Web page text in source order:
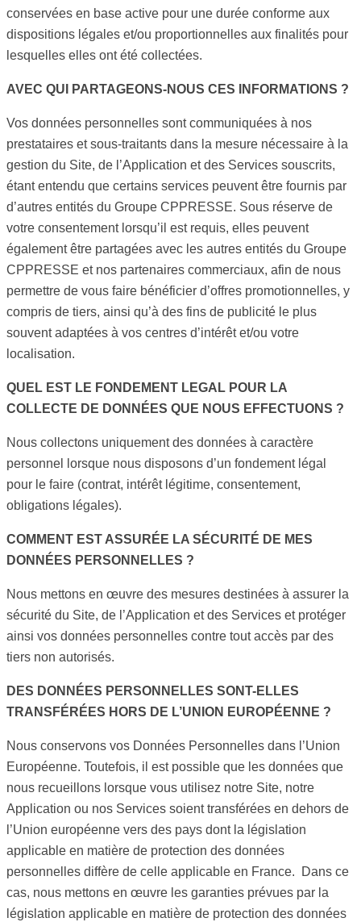
conservées en base active pour une durée conforme aux
dispositions légales et/ou proportionnelles aux finalités pour
lesquelles elles ont été collectées.
AVEC QUI PARTAGEONS-NOUS CES INFORMATIONS ?
Vos données personnelles sont communiquées à nos
prestataires et sous-traitants dans la mesure nécessaire à la
gestion du Site, de l’Application et des Services souscrits,
étant entendu que certains services peuvent être fournis par
d’autres entités du Groupe CPPRESSE. Sous réserve de
votre consentement lorsqu’il est requis, elles peuvent
également être partagées avec les autres entités du Groupe
CPPRESSE et nos partenaires commerciaux, afin de nous
permettre de vous faire bénéficier d’offres promotionnelles, y
compris de tiers, ainsi qu’à des fins de publicité le plus
souvent adaptées à vos centres d’intérêt et/ou votre
localisation.
QUEL EST LE FONDEMENT LEGAL POUR LA
COLLECTE DE DONNÉES QUE NOUS EFFECTUONS ?
Nous collectons uniquement des données à caractère
personnel lorsque nous disposons d’un fondement légal
pour le faire (contrat, intérêt légitime, consentement,
obligations légales).
COMMENT EST ASSURÉE LA SÉCURITÉ DE MES
DONNÉES PERSONNELLES ?
Nous mettons en œuvre des mesures destinées à assurer la
sécurité du Site, de l’Application et des Services et protéger
ainsi vos données personnelles contre tout accès par des
tiers non autorisés.
DES DONNÉES PERSONNELLES SONT-ELLES
TRANSFÉRÉES HORS DE L’UNION EUROPÉENNE ?
Nous conservons vos Données Personnelles dans l’Union
Européenne. Toutefois, il est possible que les données que
nous recueillons lorsque vous utilisez notre Site, notre
Application ou nos Services soient transférées en dehors de
l’Union européenne vers des pays dont la législation
applicable en matière de protection des données
personnelles diffère de celle applicable en France. Dans ce
cas, nous mettons en œuvre les garanties prévues par la
législation applicable en matière de protection des données